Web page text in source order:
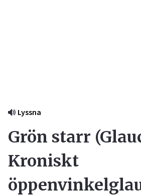
Lyssna
Grön starr (
Kroniskt